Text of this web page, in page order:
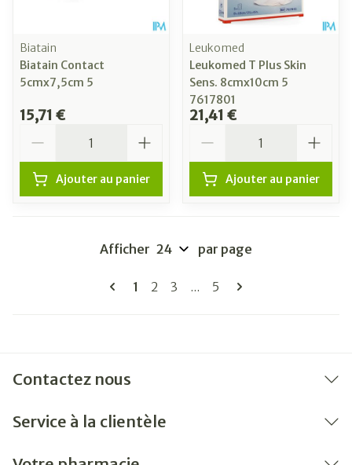
Biatain
Biatain Contact
5cmx7,5cm 5
15,71 €
Ajouter au panier
Leukomed
Leukomed T Plus Skin
Sens. 8cmx10cm 5
7617801
21,41 €
Ajouter au panier
Pages
Vous lisez actuellement la page
1 Page
2 Page
3 ... Page
5
Afficher par page
Contactez nous
Service à la clientèle